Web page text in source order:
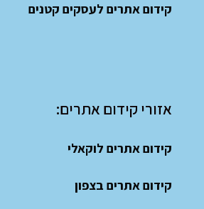
קידום אתרים לעסקים קטנים
אזורי קידום אתרים:
קידום אתרים לוקאלי
קידום אתרים בצפון